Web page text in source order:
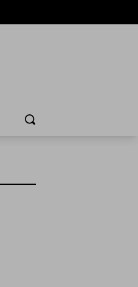
Cerca